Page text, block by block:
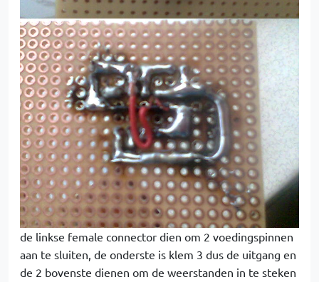
de linkse female connector dien om 2 voedingspinnen
aan te sluiten, de onderste is klem 3 dus de uitgang en
de 2 bovenste dienen om de weerstanden in te steken